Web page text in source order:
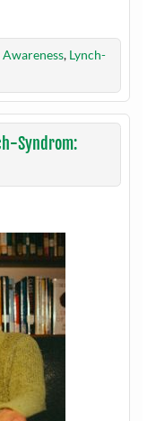
Awareness, Lynch-
Syndrom: